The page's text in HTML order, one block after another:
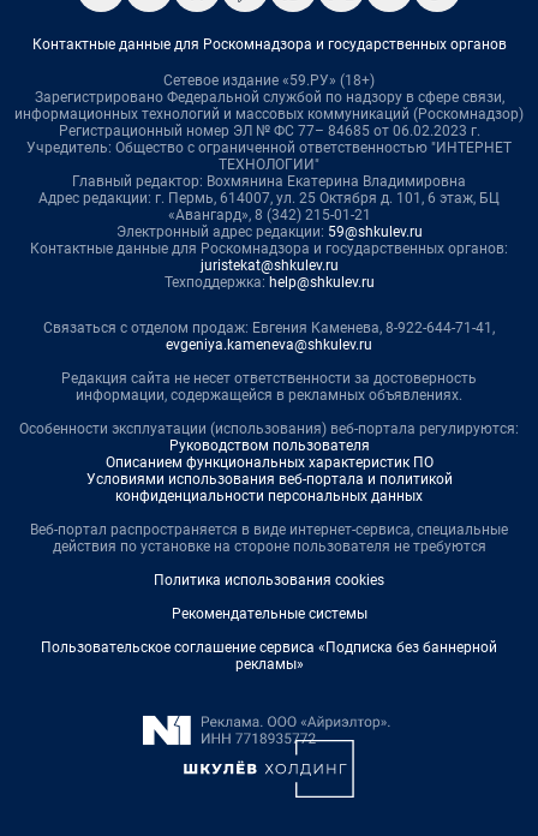
Контактные данные для Роскомнадзора и государственных органов
Сетевое издание «59.РУ» (18+)
Зарегистрировано Федеральной службой по надзору в сфере связи,
информационных технологий и массовых коммуникаций (Роскомнадзор)
Регистрационный номер ЭЛ № ФС 77– 84685 от 06.02.2023 г.
Учредитель: Общество с ограниченной ответственностью "ИНТЕРНЕТ
ТЕХНОЛОГИИ"
Главный редактор: Вохмянина Екатерина Владимировна
Адрес редакции: г. Пермь, 614007, ул. 25 Октября д. 101, 6 этаж, БЦ
«Авангард», 8 (342) 215-01-21
Электронный адрес редакции: 59@shkulev.ru
Контактные данные для Роскомнадзора и государственных органов:
juristekat@shkulev.ru
Техподдержка: help@shkulev.ru
Связаться с отделом продаж: Евгения Каменева, 8-922-644-71-41,
evgeniya.kameneva@shkulev.ru
Редакция сайта не несет ответственности за достоверность
информации, содержащейся в рекламных объявлениях.
Особенности эксплуатации (использования) веб-портала регулируются:
Руководством пользователя
Описанием функциональных характеристик ПО
Условиями использования веб-портала и политикой
конфиденциальности персональных данных
Веб-портал распространяется в виде интернет-сервиса, специальные
действия по установке на стороне пользователя не требуются
Политика использования cookies
Рекомендательные системы
Пользовательское соглашение сервиса «Подписка без баннерной
рекламы»